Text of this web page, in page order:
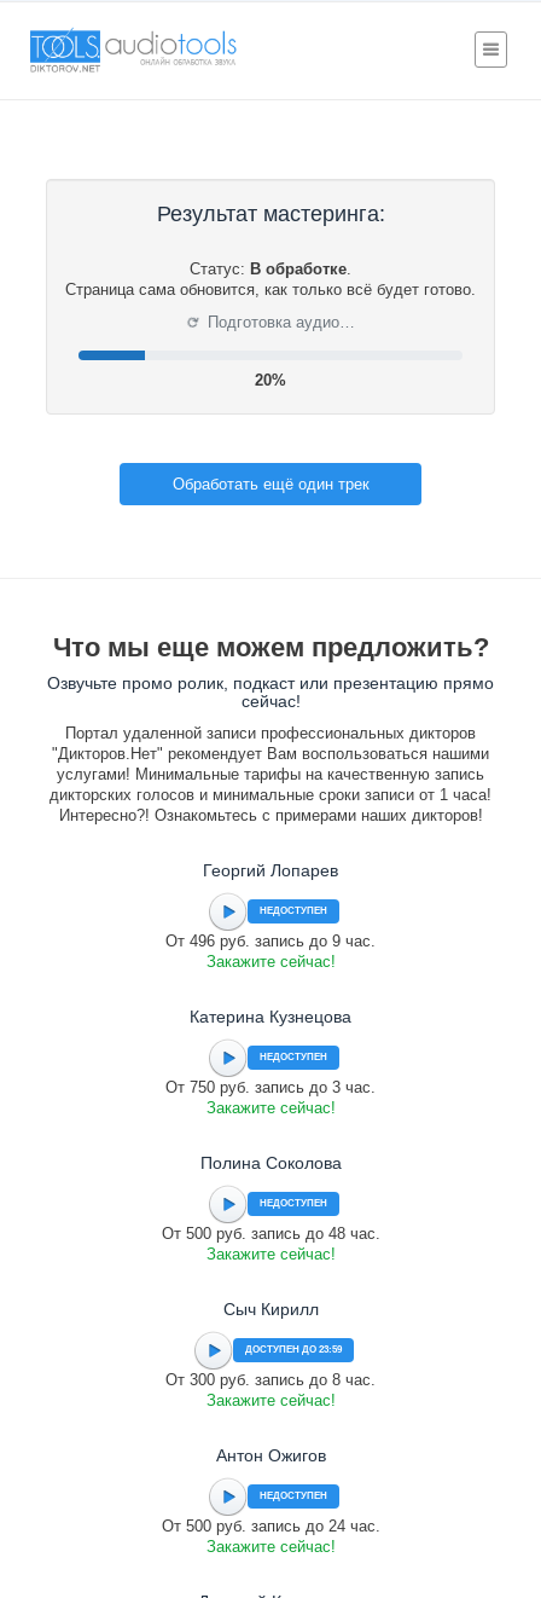
Результат мастеринга:
Статус: В обработке.
Страница сама обновится, как только всё будет готово.
⟳ Подготовка аудио…
20%
Обработать ещё один трек
Что мы еще можем предложить?
Озвучьте промо ролик, подкаст или презентацию прямо
сейчас!
Портал удаленной записи профессиональных дикторов
"Дикторов.Нет" рекомендует Вам воспользоваться нашими
услугами! Минимальные тарифы на качественную запись
дикторских голосов и минимальные сроки записи от 1 часа!
Интересно?! Ознакомьтесь с примерами наших дикторов!
Георгий Лопарев
НЕДОСТУПЕН
От 496 руб. запись до 9 час.
Закажите сейчас!
Катерина Кузнецова
НЕДОСТУПЕН
От 750 руб. запись до 3 час.
Закажите сейчас!
Полина Соколова
НЕДОСТУПЕН
От 500 руб. запись до 48 час.
Закажите сейчас!
Сыч Кирилл
ДОСТУПЕН ДО 23:59
От 300 руб. запись до 8 час.
Закажите сейчас!
Антон Ожигов
НЕДОСТУПЕН
От 500 руб. запись до 24 час.
Закажите сейчас!